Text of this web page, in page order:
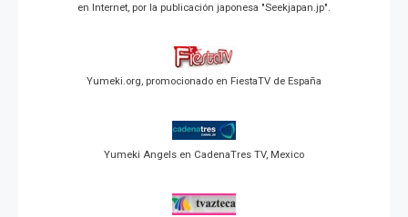
en Internet, por la publicación japonesa "Seekjapan.jp".
Yumeki.org, promocionado en FiestaTV de España
Yumeki Angels en CadenaTres TV, Mexico